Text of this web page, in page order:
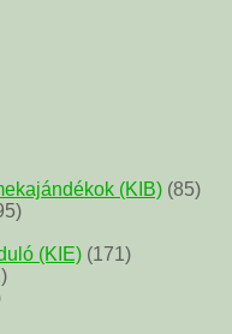
(KIB) (85)
(KIE) (171)